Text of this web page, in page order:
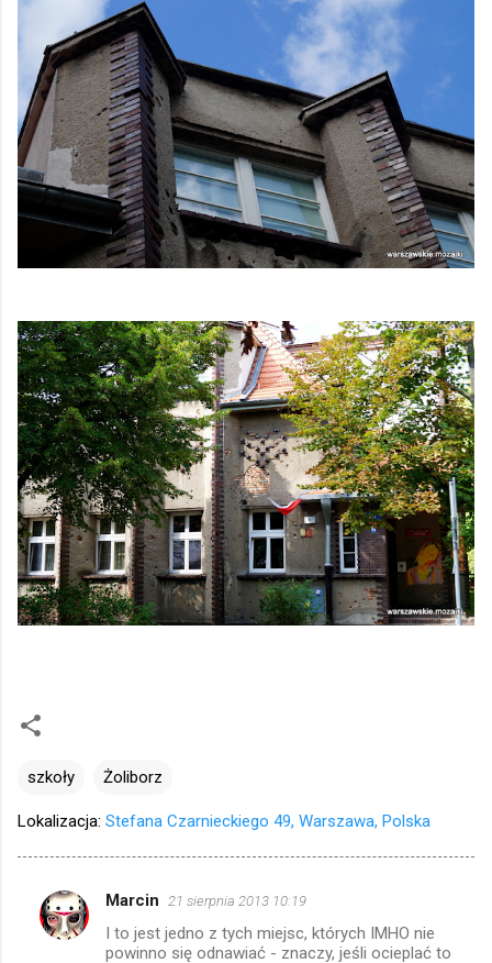
szkoły Żoliborz
Lokalizacja: Stefana Czarnieckiego 49, Warszawa, Polska
K
Marcin 21 sierpnia 2013 10:19
I to jest jedno z tych miejsc, których IMHO nie
powinno się odnawiać - znaczy, jeśli ocieplać to